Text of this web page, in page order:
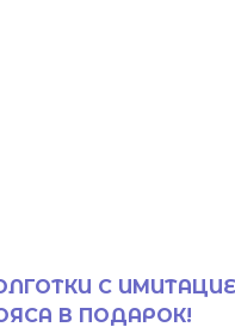
С
В ПОДАРОК!